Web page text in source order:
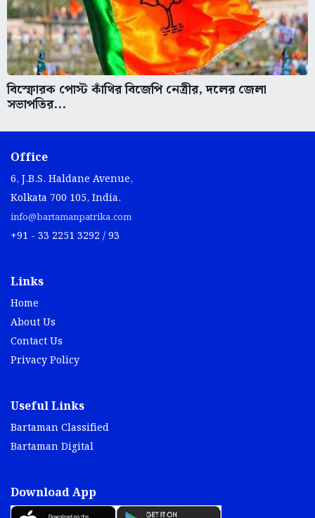
বিস্ফোরক পোস্ট কাঁথির বিজেপি নেত্রীর, দলের জেলা
সভাপতির...
Office
6, J.B.S. Haldane Avenue,
Kolkata 700 105, India.
info@bartamanpatrika.com
+91 - 33 2251 3292 / 93
Links
Home
About Us
Contact Us
Privacy Policy
Useful Links
Bartaman Classified
Bartaman Digital
Download App